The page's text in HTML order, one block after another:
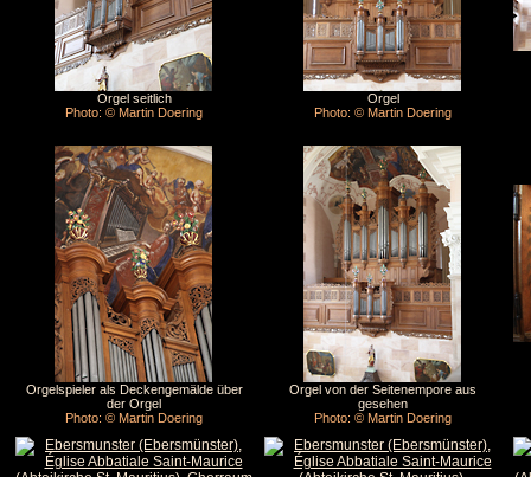
Orgel seitlich
Photo: © Martin Doering
Orgel
Photo: © Martin Doering
Orgelspieler als Deckengemälde über
der Orgel
Photo: © Martin Doering
Orgel von der Seitenempore aus
gesehen
Photo: © Martin Doering